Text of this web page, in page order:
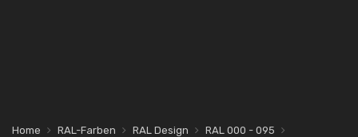
Home RAL-Farben RAL Design
RAL 000 - 095